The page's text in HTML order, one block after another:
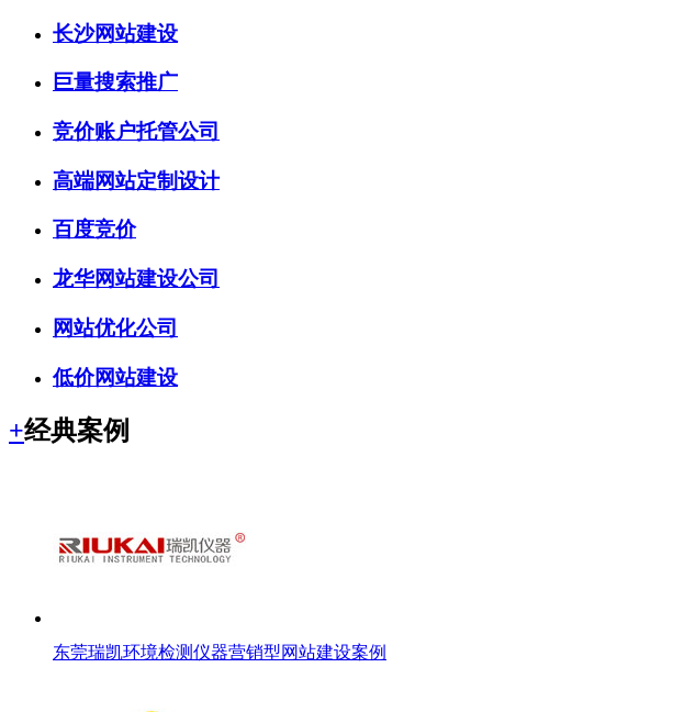
长沙网站建设
巨量搜索推广
竞价账户托管公司
高端网站定制设计
百度竞价
龙华网站建设公司
网站优化公司
低价网站建设
+经典案例
东莞瑞凯环境检测仪器营销型网站建设案例